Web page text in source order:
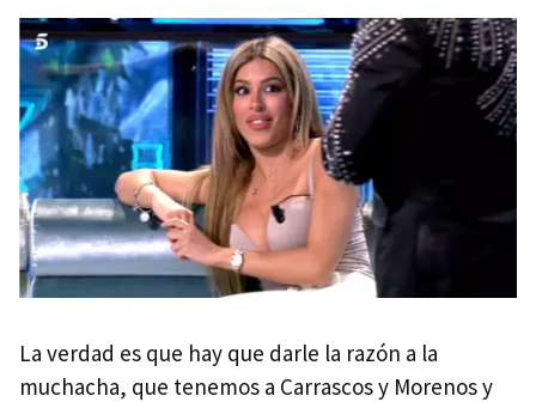
La verdad es que hay que darle la razón a la
muchacha, que tenemos a Carrascos y Morenos y